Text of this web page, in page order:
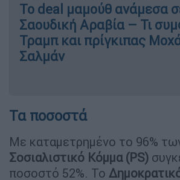
Το deal μαμούθ ανάμεσα
Σαουδική Αραβία – Τι
Τραμπ και πρίγκιπας
Σαλμάν
Τα ποσοστά
Με καταμετρημένο το 96%
Σοσιαλιστικό Κόμμα (PS)
ποσοστό 52%. Το